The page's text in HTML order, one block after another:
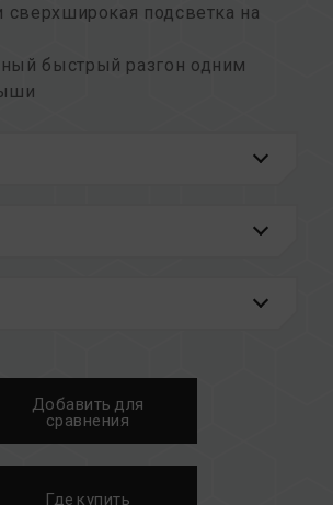
сверхширокая подсветка на
быстрый разгон одним
схемы управления питанием
энергопотребление
контроллером
поддерживает различное
Добавить для
сравнения
Где купить